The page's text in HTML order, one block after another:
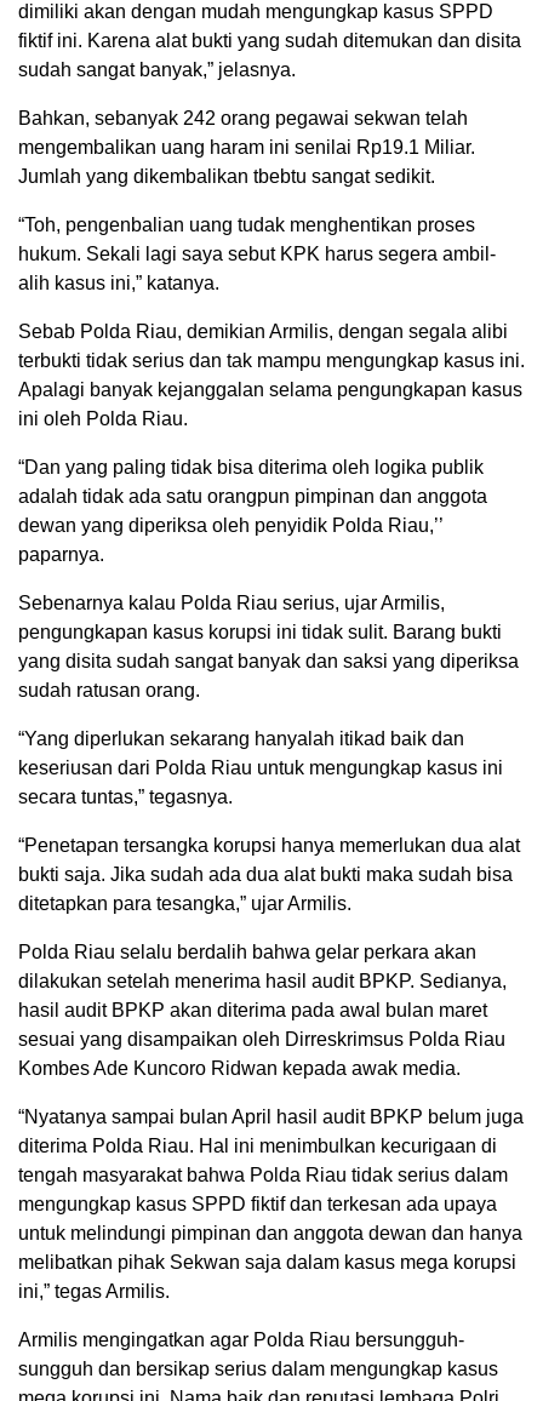
dimiliki akan dengan mudah mengungkap kasus SPPD
fiktif ini. Karena alat bukti yang sudah ditemukan dan disita
sudah sangat banyak,” jelasnya.
Bahkan, sebanyak 242 orang pegawai sekwan telah
mengembalikan uang haram ini senilai Rp19.1 Miliar.
Jumlah yang dikembalikan tbebtu sangat sedikit.
“Toh, pengenbalian uang tudak menghentikan proses
hukum. Sekali lagi saya sebut KPK harus segera ambil-
alih kasus ini,” katanya.
Sebab Polda Riau, demikian Armilis, dengan segala alibi
terbukti tidak serius dan tak mampu mengungkap kasus ini.
Apalagi banyak kejanggalan selama pengungkapan kasus
ini oleh Polda Riau.
“Dan yang paling tidak bisa diterima oleh logika publik
adalah tidak ada satu orangpun pimpinan dan anggota
dewan yang diperiksa oleh penyidik Polda Riau,’’
paparnya.
Sebenarnya kalau Polda Riau serius, ujar Armilis,
pengungkapan kasus korupsi ini tidak sulit. Barang bukti
yang disita sudah sangat banyak dan saksi yang diperiksa
sudah ratusan orang.
“Yang diperlukan sekarang hanyalah itikad baik dan
keseriusan dari Polda Riau untuk mengungkap kasus ini
secara tuntas,” tegasnya.
“Penetapan tersangka korupsi hanya memerlukan dua alat
bukti saja. Jika sudah ada dua alat bukti maka sudah bisa
ditetapkan para tesangka,” ujar Armilis.
Polda Riau selalu berdalih bahwa gelar perkara akan
dilakukan setelah menerima hasil audit BPKP. Sedianya,
hasil audit BPKP akan diterima pada awal bulan maret
sesuai yang disampaikan oleh Dirreskrimsus Polda Riau
Kombes Ade Kuncoro Ridwan kepada awak media.
“Nyatanya sampai bulan April hasil audit BPKP belum juga
diterima Polda Riau. Hal ini menimbulkan kecurigaan di
tengah masyarakat bahwa Polda Riau tidak serius dalam
mengungkap kasus SPPD fiktif dan terkesan ada upaya
untuk melindungi pimpinan dan anggota dewan dan hanya
melibatkan pihak Sekwan saja dalam kasus mega korupsi
ini,” tegas Armilis.
Armilis mengingatkan agar Polda Riau bersungguh-
sungguh dan bersikap serius dalam mengungkap kasus